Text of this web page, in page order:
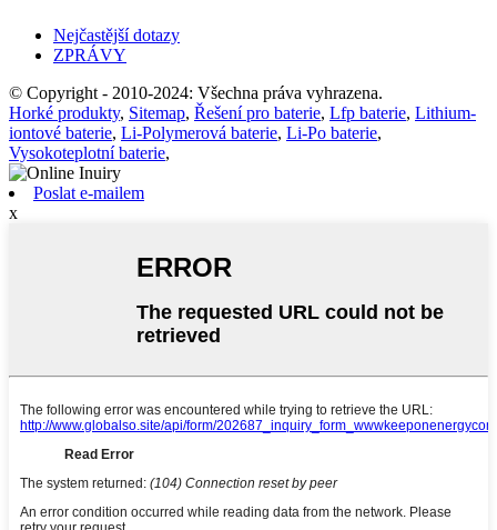
Nejčastější dotazy
ZPRÁVY
© Copyright - 2010-2024: Všechna práva vyhrazena.
Horké produkty, Sitemap, Řešení pro baterie, Lfp baterie, Lithium-
iontové baterie, Li-Polymerová baterie, Li-Po baterie,
Vysokoteplotní baterie,
Poslat e-mailem
x